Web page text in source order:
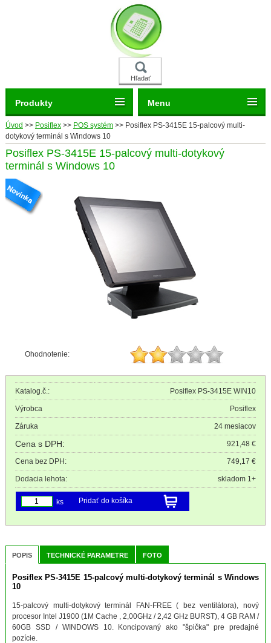
Hľadať
Úvod >> Posiflex >> POS systém >> Posiflex PS-3415E 15-palcový multi-
dotykový terminál s Windows 10
Posiflex PS-3415E 15-palcový multi-dotykový
terminál s Windows 10
Ohodnotenie:
Katalog.č.: Posiflex PS-3415E WIN10
Výrobca Posiflex
Záruka 24 mesiacov
Cena s DPH: 921,48 €
Cena bez DPH: 749,17 €
Dodacia lehota: skladom 1+
Pridať do košíka
ks
POPIS TECHNICKÉ PARAMETRE FOTO
Posiflex PS-3415E 15-palcový multi-dotykový terminál s Windows
10
15-palcový multi-dotykový terminál FAN-FREE ( bez ventilátora), nový
procesor Intel J1900 (1M Cache , 2,00GHz / 2,42 GHz BURST), 4 GB RAM /
60GB SSD / WINDOWS 10. Koncipovaný ako "špička" pre predajné
pozície.
Produkty Menu